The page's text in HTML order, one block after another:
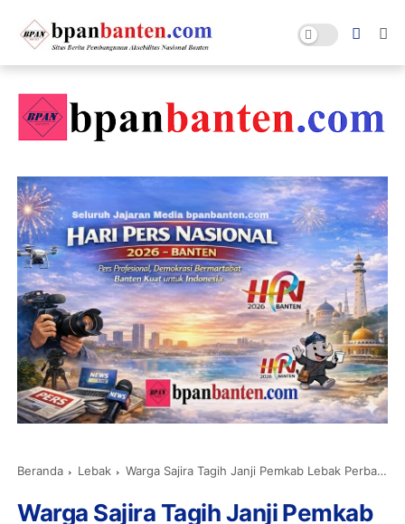
Beranda Lebak Warga Sajira Tagih Janji Pemkab Lebak Perbaiki Jalan Poros Utama
Warga Sajira Tagih Janji Pemkab